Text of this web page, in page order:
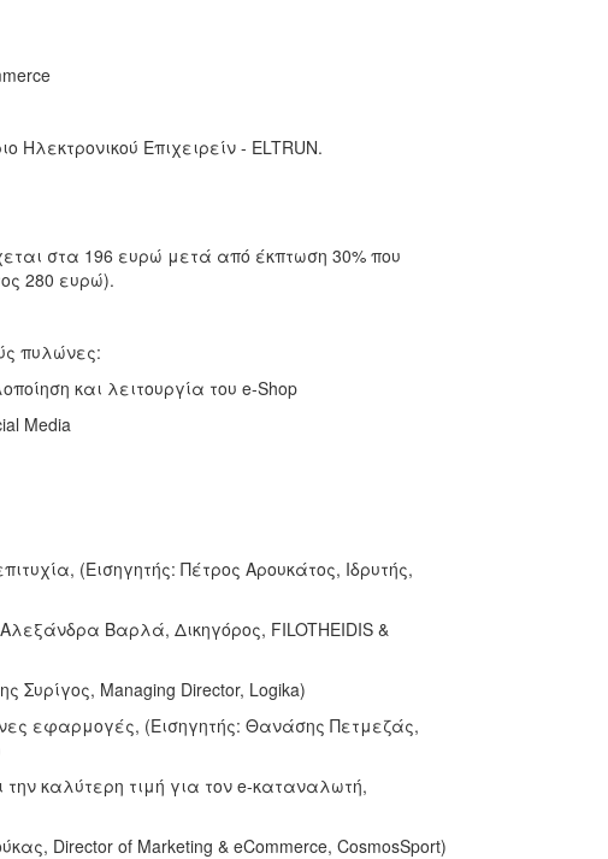
Επιχειρείν - ELTRUN.
στα 196 ευρώ μετά από έκπτωση 30% που
280 ευρώ).
πυλώνες:
και λειτουργία του e-Shop
Media
(Εισηγητής: Πέτρος Αρουκάτος, Ιδρυτής,
Βαρλά, Δικηγόρος, FILOTHEIDIS &
Συρίγος, Managing Director, Logika)
εφαρμογές, (Εισηγητής: Θανάσης Πετμεζάς,
καλύτερη τιμή για τον e-καταναλωτή,
Director of Marketing & eCommerce, CosmosSport)